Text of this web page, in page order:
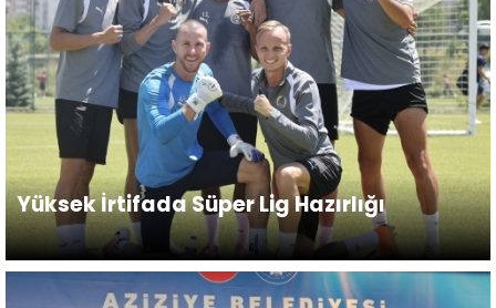
Yüksek İrtifada Süper Lig Hazırlığı